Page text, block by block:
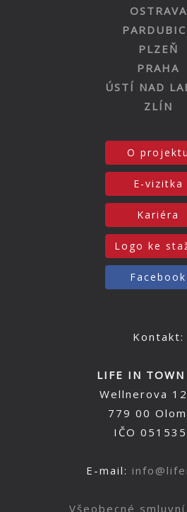
OSTRAVA
PLZEŇ
PRAHA
ÚSTÍ NAD
ZLÍN
O projektu
E-vizitka
Kariéra
Logo ke
Facebook
Kontakt:
LIFE IN TOWN
Wellnerova
779 00
IČO
E-mail:
Všeobecné